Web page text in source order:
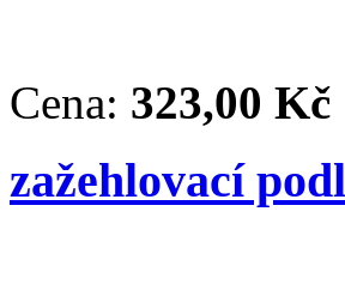
Cena: 323,00 Kč
zažehlovací